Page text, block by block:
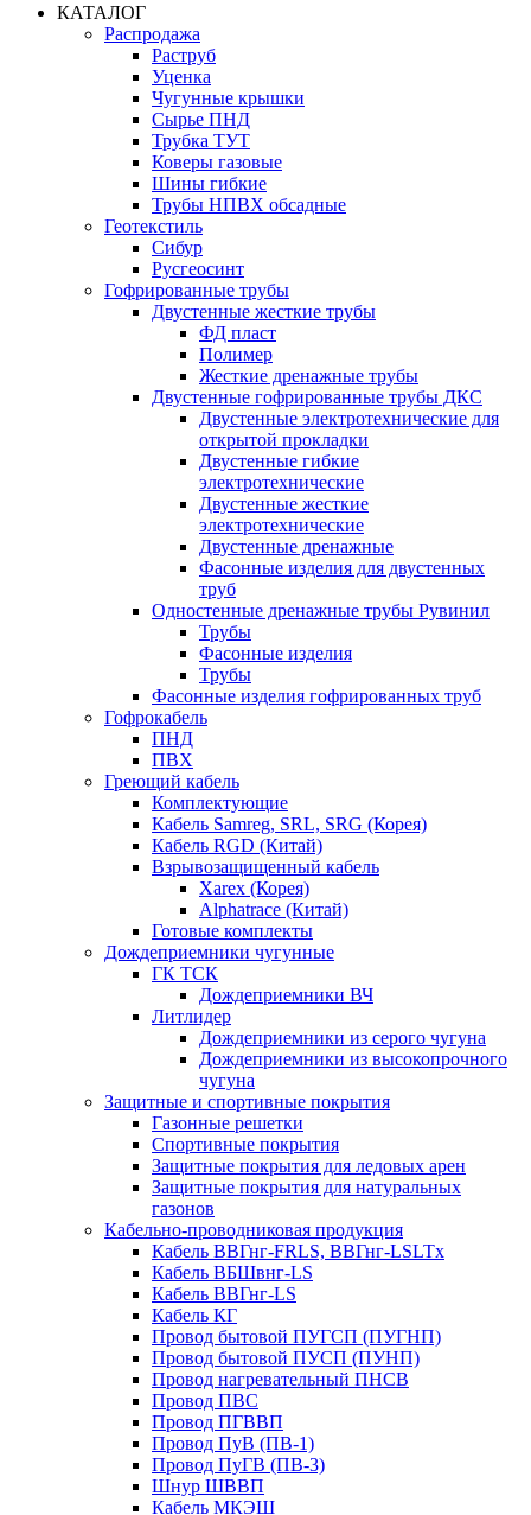
КАТАЛОГ
Распродажа
Раструб
Уценка
Чугунные крышки
Сырье ПНД
Трубка ТУТ
Коверы газовые
Шины гибкие
Трубы НПВХ обсадные
Геотекстиль
Сибур
Русгеосинт
Гофрированные трубы
Двустенные жесткие трубы
ФД пласт
Полимер
Жесткие дренажные трубы
Двустенные гофрированные трубы ДКС
Двустенные электротехнические для
открытой прокладки
Двустенные гибкие
электротехнические
Двустенные жесткие
электротехнические
Двустенные дренажные
Фасонные изделия для двустенных
труб
Одностенные дренажные трубы Рувинил
Трубы
Фасонные изделия
Трубы
Фасонные изделия гофрированных труб
Гофрокабель
ПНД
ПВХ
Греющий кабель
Комплектующие
Кабель Samreg, SRL, SRG (Корея)
Кабель RGD (Китай)
Взрывозащищенный кабель
Xarex (Корея)
Alphatrace (Китай)
Готовые комплекты
Дождеприемники чугунные
ГК ТСК
Дождеприемники ВЧ
Литлидер
Дождеприемники из серого чугуна
Дождеприемники из высокопрочного
чугуна
Защитные и спортивные покрытия
Газонные решетки
Спортивные покрытия
Защитные покрытия для ледовых арен
Защитные покрытия для натуральных
газонов
Кабельно-проводниковая продукция
Кабель ВВГнг-FRLS, ВВГнг-LSLTx
Кабель ВБШвнг-LS
Кабель ВВГнг-LS
Кабель КГ
Провод бытовой ПУГСП (ПУГНП)
Провод бытовой ПУСП (ПУНП)
Провод нагревательный ПНСВ
Провод ПВС
Провод ПГВВП
Провод ПуВ (ПВ-1)
Провод ПуГВ (ПВ-3)
Шнур ШВВП
Кабель МКЭШ